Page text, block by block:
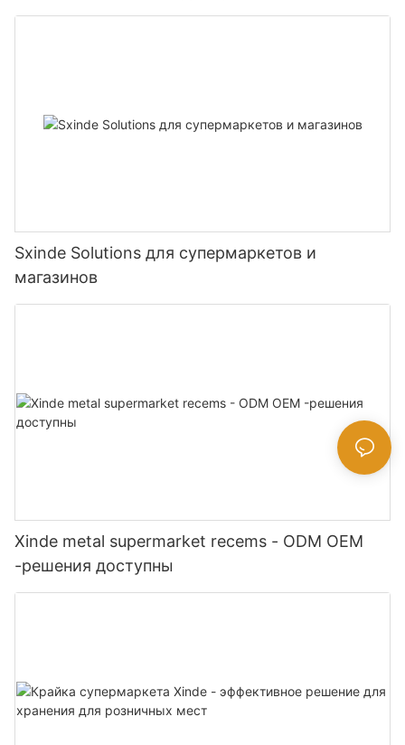
Sxinde Solutions для супермаркетов и
магазинов
Xinde metal supermarket recems - ODM OEM
-решения доступны